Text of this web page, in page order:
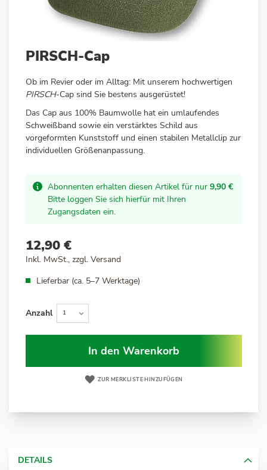
Anfang
Bildergalerie
springen
PIRSCH-Cap
Ob im Revier oder im Alltag: Mit unserem hochwertigen
PIRSCH-Cap sind Sie bestens ausgerüstet!
Das Cap aus 100% Baumwolle hat ein umlaufendes
Schweißband sowie ein verstärktes Schild aus
vorgeformten Kunststoff und einen stabilen Metallclip zur
individuellen Größenanpassung.
Abonnenten erhalten diesen Artikel für nur 9,90 €
Bitte loggen Sie sich hierfür mit Ihren
Zugangsdaten ein.
12,90 €
Inkl. MwSt., zzgl. Versand
Lieferbar (ca. 5–7 Werktage)
Anzahl
In den Warenkorb
ZUR MERKLISTE HINZUFÜGEN
DETAILS